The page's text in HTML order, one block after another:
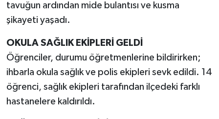
tavuğun ardından mide bulantısı ve kusma
şikayeti yaşadı.
OKULA SAĞLIK EKİPLERİ GELDİ
Öğrenciler, durumu öğretmenlerine bildirirken;
ihbarla okula sağlık ve polis ekipleri sevk edildi. 14
öğrenci, sağlık ekipleri tarafından ilçedeki farklı
hastanelere kaldırıldı.
OTOMOTİV
TEKNOLOJİ
YAŞAM
KÜLTÜR SANAT